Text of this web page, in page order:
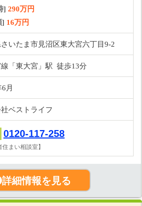
] 290万円
] 16万円
いたま市見沼区東大宮六丁目9-2
「東大宮」駅 徒歩13分
月
ベストライフ
0120-117-258
住まい相談室】
詳細情報を見る